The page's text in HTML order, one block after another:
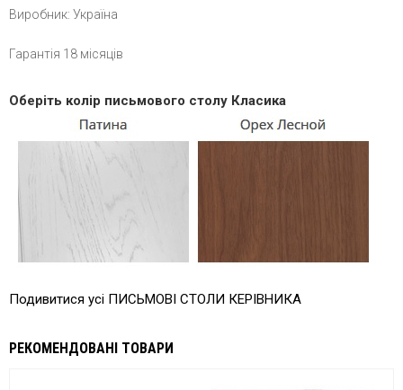
Виробник: Україна
Гарантія 18 місяців
Оберіть колір письмового столу Класика
Подивитися усі ПИСЬМОВІ СТОЛИ КЕРІВНИКА
РЕКОМЕНДОВАНІ ТОВАРИ